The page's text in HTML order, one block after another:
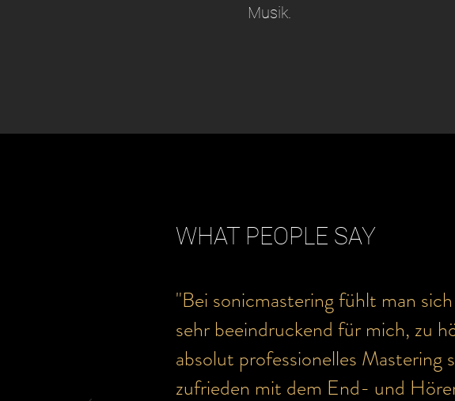
Musik.
WHAT PEOPLE SAY
"Bei sonicmastering fühlt man
sehr beeindruckend für mich, zu
absolut professionelles Mastering
zufrieden mit dem End- und